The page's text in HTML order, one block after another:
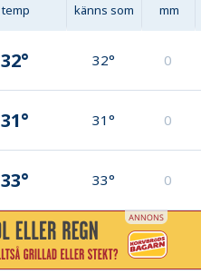
temp känns som mm
32° 32° 0
31° 31° 0
33° 33° 0